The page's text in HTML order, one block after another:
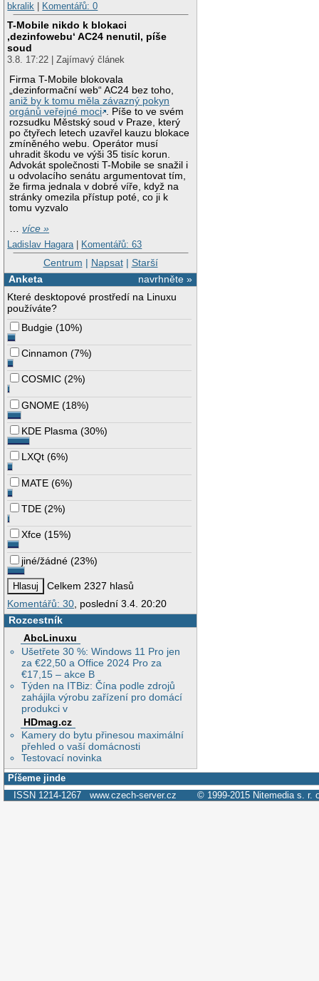
bkralik
Komentářů: 0
T-Mobile nikdo k blokaci
‚dezinfowebu‘ AC24 nenutil, píše
soud
3.8. 17:22 | Zajímavý článek
Firma T-Mobile blokovala
„dezinformační web“ AC24 bez toho,
aniž by k tomu měla závazný pokyn
orgánů veřejné moci . Píše to ve svém
rozsudku Městský soud v Praze, který
po čtyřech letech uzavřel kauzu blokace
zmíněného webu. Operátor musí
uhradit škodu ve výši 35 tisíc korun.
Advokát společnosti T-Mobile se snažil i
u odvolacího senátu argumentovat tím,
že firma jednala v dobré víře, když na
stránky omezila přístup poté, co ji k
tomu vyzvalo
…více »
Ladislav Hagara | Komentářů: 63
Centrum | Napsat| Starší
navrhněte »
Anketa
Které desktopové prostředí na Linuxu
používáte?
Budgie (10%)
Cinnamon (7%)
COSMIC (2%)
GNOME (18%)
KDE Plasma (30%)
LXQt (6%)
MATE (6%)
TDE (2%)
Xfce (15%)
jiné/žádné (23%)
Celkem 2327 hlasů
Komentářů: 30, poslední 3.4. 20:20
Rozcestník
AbcLinuxu
Ušetřete 30 %: Windows 11 Pro jen
za €22,50 a Office 2024 Pro za
€17,15 – akce B
Týden na ITBiz: Čína podle zdrojů
zahájila výrobu zařízení pro domácí
produkci v
HDmag.cz
Kamery do bytu přinesou maximální
přehled o vaší domácnosti
Testovací novinka
Píšeme jinde
ISSN 1214-1267 www.czech-server.cz © 1999-2015 Nitemedia s. r.